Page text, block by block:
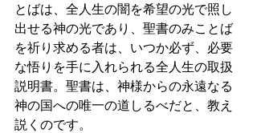
とばは、全人生の闇を希望の光で照し
出せる神の光であり、聖書のみことば
を祈り求める者は、いつか必ず、必要
な悟りを手に入れられる全人生の取扱
説明書。聖書は、神様からの永遠なる
神の国への唯一の道しるべだと、教え
説くのです。